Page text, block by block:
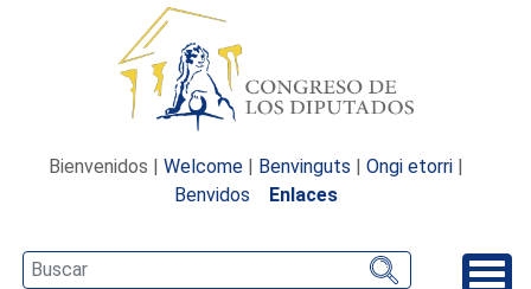
Bienvenidos | Welcome | Benvinguts | Ongi etorri |
Benvidos
Enlaces